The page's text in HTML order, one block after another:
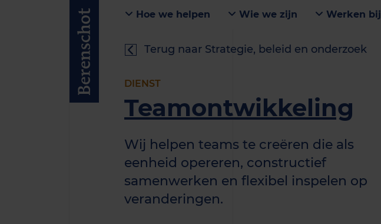
Hoe we helpen Wie we zijn Werken bij
Terug naar Strategie, beleid en onderzoek
DIENST
Teamontwikkeling
Wij helpen teams te creëren die als
eenheid opereren, constructief
samenwerken en flexibel inspelen op
veranderingen.